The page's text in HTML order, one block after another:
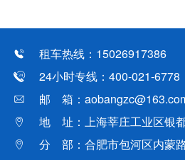
租车热线：15026917386
24小时专线：400-021-6778
邮 箱：
地 址：上海莘庄工业区银
分 部：合肥市包河区内蒙